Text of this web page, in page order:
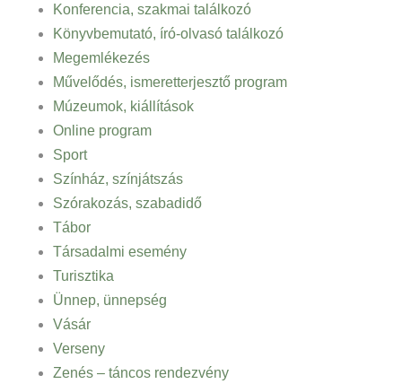
Konferencia, szakmai találkozó
Könyvbemutató, író-olvasó találkozó
Megemlékezés
Művelődés, ismeretterjesztő program
Múzeumok, kiállítások
Online program
Sport
Színház, színjátszás
Szórakozás, szabadidő
Tábor
Társadalmi esemény
Turisztika
Ünnep, ünnepség
Vásár
Verseny
Zenés – táncos rendezvény